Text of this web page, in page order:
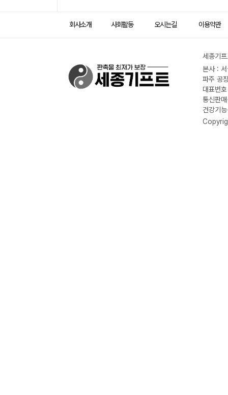
회사소개 사회활동 오시는길 이용약관
세종기
본사 :
파주 공
대표번
통신판
건강기